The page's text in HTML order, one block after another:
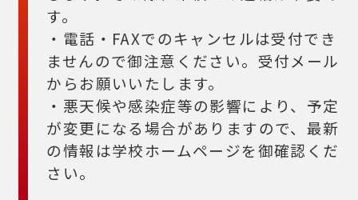
す。
・電話・FAXでのキャンセルは受付でき
ませんので御注意ください。受付メール
からお願いいたします。
・悪天候や感染症等の影響により、予定
が変更になる場合がありますので、最新
の情報は学校ホームページを御確認くだ
さい。